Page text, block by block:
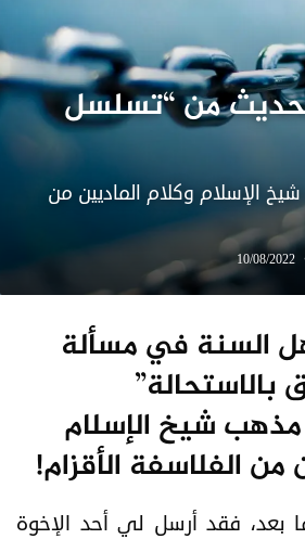
من “تسلسل
الإسلام وكلام الماديين من
10/08/2022
السنة في مسألة
مذهب شيخ الإسلام
من الفلاسفة الأقزام!
بعد، فقد أرسل لي أحد الإخوة